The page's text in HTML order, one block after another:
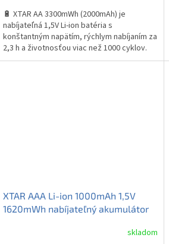
z
5
hviezdičiek.
🔋 XTAR AA 3300mWh (2000mAh) je
nabíjateľná 1,5V Li-ion batéria s
konštantným napätím, rýchlym nabíjaním za
2,3 h a životnosťou viac než 1000 cyklov.
Vďaka kapacite 2000mAh...
XTAR AAA Li-ion 1000mAh 1,5V
1620mWh nabíjateľný akumulátor
skladom